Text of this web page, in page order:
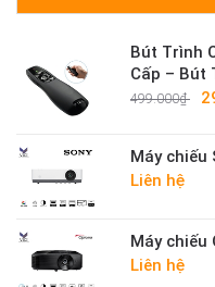
Bút Trình
Cấp – Bút
Sáng
499.000₫
Máy chiếu
Liên hệ
Máy chiếu
Liên hệ